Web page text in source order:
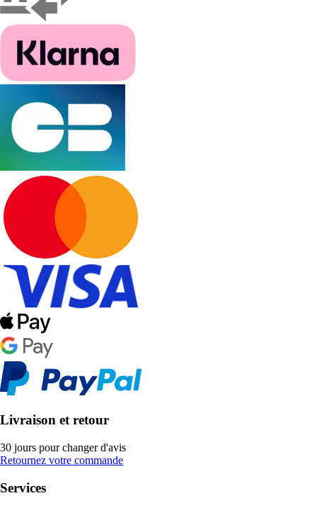
Livraison et retour
30 jours pour changer d'avis
Retournez votre commande
Services